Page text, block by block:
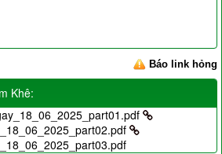
Báo link hỏng
Khê: